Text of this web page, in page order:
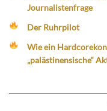
Journalistenfrage
Der Ruhrpilot
Wie ein
„palästinensische“